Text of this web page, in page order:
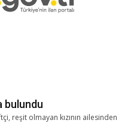
bulundu
reşit olmayan kızının ailesinden